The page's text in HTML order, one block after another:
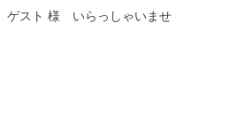
ゲスト 様 いらっしゃいませ